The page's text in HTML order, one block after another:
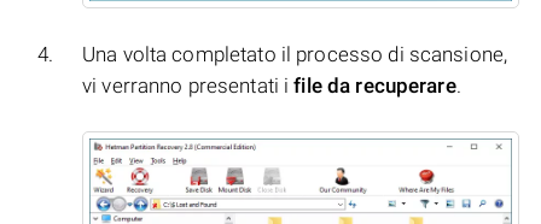
Una volta completato il processo di scansione,
vi verranno presentati ifile da recuperare.